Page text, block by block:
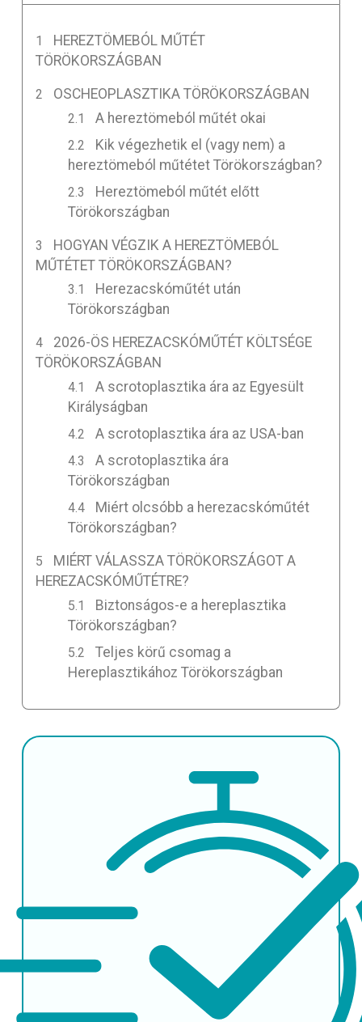
HEREZTÖMEBÓL MŰTÉT
TÖRÖKORSZÁGBAN
OSCHEOPLASZTIKA TÖRÖKORSZÁGBAN
A hereztömeból műtét okai
Kik végezhetik el (vagy nem) a
hereztömeból műtétet Törökországban?
Hereztömeból műtét előtt
Törökországban
HOGYAN VÉGZIK A HEREZTÖMEBÓL
MŰTÉTET TÖRÖKORSZÁGBAN?
Herezacskóműtét után
Törökországban
2026-ÖS HEREZACSKÓMŰTÉT KÖLTSÉGE
TÖRÖKORSZÁGBAN
A scrotoplasztika ára az Egyesült
Királyságban
A scrotoplasztika ára az USA-ban
A scrotoplasztika ára
Törökországban
Miért olcsóbb a herezacskóműtét
Törökországban?
MIÉRT VÁLASSZA TÖRÖKORSZÁGOT A
HEREZACSKÓMŰTÉTRE?
Biztonságos-e a hereplasztika
Törökországban?
Teljes körű csomag a
Hereplasztikához Törökországban